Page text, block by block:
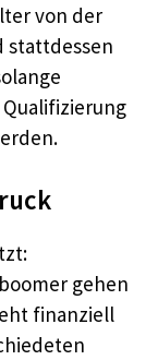
von der
stattdessen
gehen
finanziell